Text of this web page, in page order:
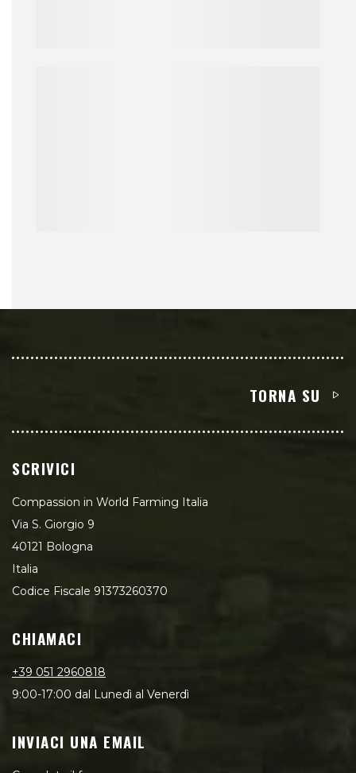
TORNA SU
SCRIVICI
Compassion in World Farming Italia
Via S. Giorgio 9
40121 Bologna
Italia
Codice Fiscale 91373260370
CHIAMACI
+39 051 2960818
9:00-17:00 dal Lunedì al Venerdì
INVIACI UNA EMAIL